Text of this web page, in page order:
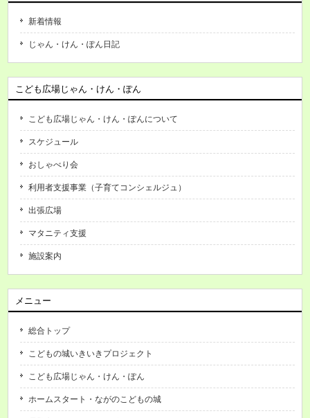
新着情報
じゃん・けん・ぽん日記
こども広場じゃん・けん・ぽん
こども広場じゃん・けん・ぽんについて
スケジュール
おしゃべり会
利用者支援事業（子育てコンシェルジュ）
出張広場
マタニティ支援
施設案内
メニュー
総合トップ
こどもの城いきいきプロジェクト
こども広場じゃん・けん・ぽん
ホームスタート・ながのこどもの城